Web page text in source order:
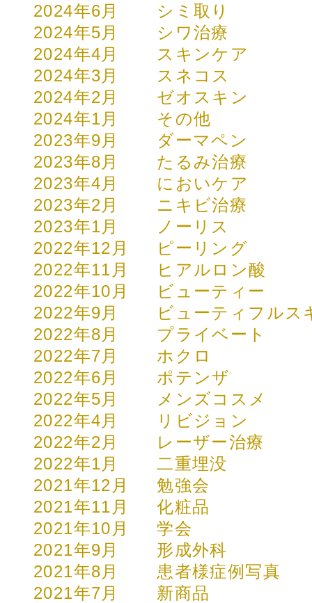
2024年6月
2024年5月
2024年4月
2024年3月
2024年2月
2024年1月
2023年9月
2023年8月
2023年4月
2023年2月
2023年1月
2022年12月
2022年11月
2022年10月
2022年9月
2022年8月
2022年7月
2022年6月
2022年5月
2022年4月
2022年2月
2022年1月
2021年12月
2021年11月
2021年10月
2021年9月
2021年8月
2021年7月
シミ取り
シワ治療
スキンケア
スネコス
ゼオスキン
その他
ダーマペン
たるみ治療
においケア
ニキビ治療
ノーリス
ピーリング
ヒアルロン酸
ビューティー
ビューティフルス
プライベート
ホクロ
ポテンザ
メンズコスメ
リビジョン
レーザー治療
二重埋没
勉強会
化粧品
学会
形成外科
患者様症例写真
新商品